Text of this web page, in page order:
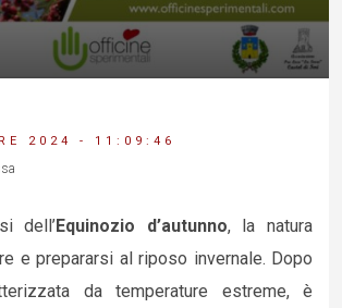
2024 - 11:09:46
dell’Equinozio d’autunno, la natura
e prepararsi al riposo invernale. Dopo
da temperature estreme, è